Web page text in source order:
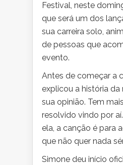
Festival, neste
que será um dos
sua carreira solo,
de pessoas que
evento.
Antes de começar a
explicou a história da
sua opinião. Tem
resolvido vindo por
ela, a canção é para
que não quer nada
Simone deu início